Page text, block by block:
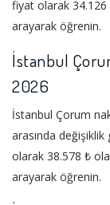
fiyat olarak 34.126
arayarak öğrenin.
İstanbul
2026
İstanbul Çorum
arasında
olarak 38.578 ₺
arayarak öğrenin.